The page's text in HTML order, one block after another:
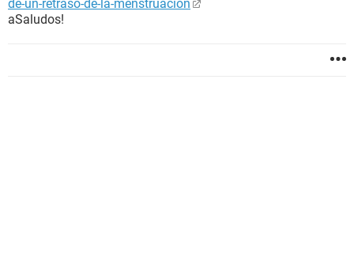
de-un-retraso-de-la-menstruacion
aSaludos!